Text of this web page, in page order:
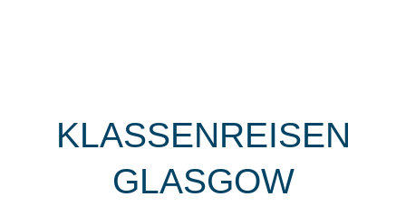
KLASSENREISEN
GLASGOW